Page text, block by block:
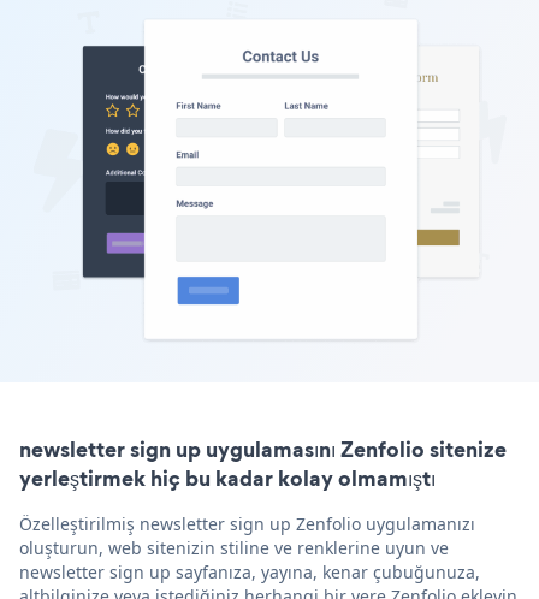
newsletter sign up uygulamasını Zenfolio sitenize
yerleştirmek hiç bu kadar kolay olmamıştı
Özelleştirilmiş newsletter sign up Zenfolio uygulamanızı
oluşturun, web sitenizin stiline ve renklerine uyun ve
newsletter sign up sayfanıza, yayına, kenar çubuğunuza,